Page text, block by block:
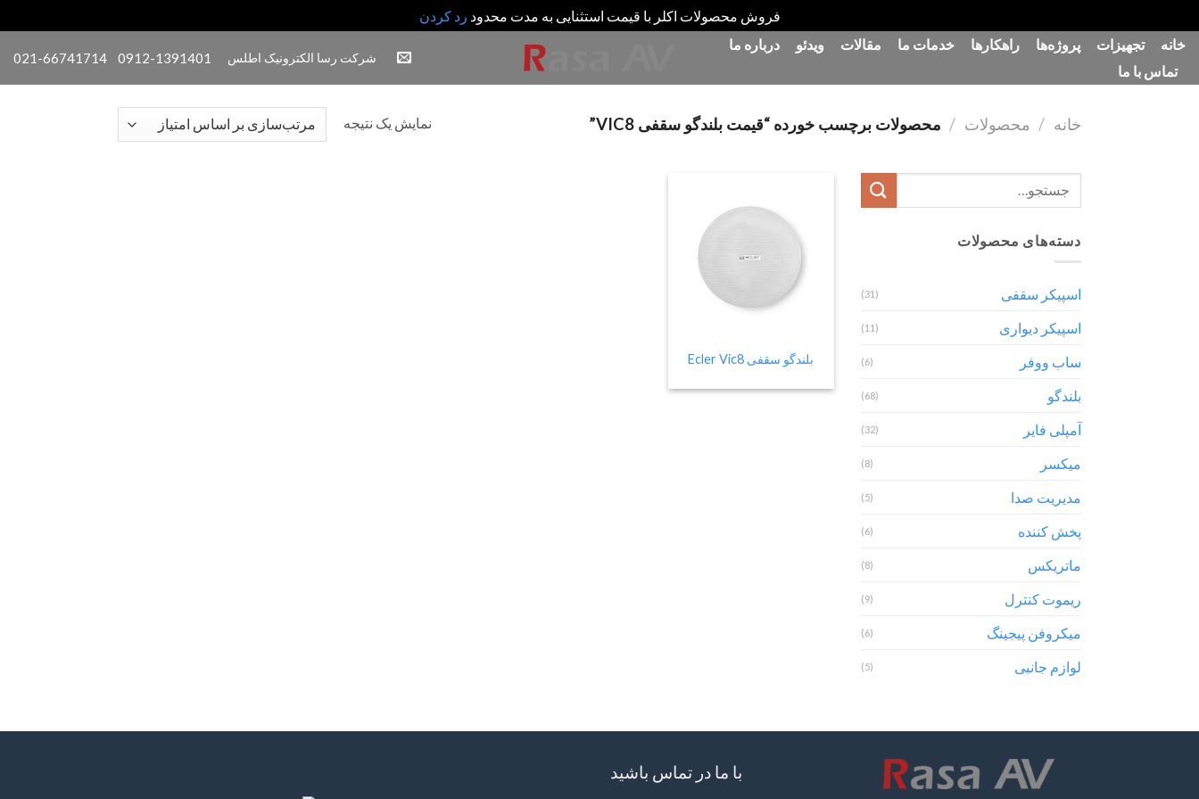
فروش محصولات اکلر با قیمت استثنایی به مدت محدود رد کردن
پرش
محتوا
خانه تجهیزات پروژه‌ها راهکارها خدمات ما مقالات ویدئو
درباره ما
تماس با ما
شرکت رسا الکترونیک اطلس 0912-1391401
021-66741714
خانه / محصولات / محصولات برچسب خورده “قیمت بلندگو سقفی VIC8” نمایش یک نتیجه
دسته‌های محصولات
اسپیکر سقفی (31)
اسپیکر دیواری (11)
ساب ووفر (6)
بلندگو (68)
آمپلی فایر (32)
میکسر (8)
مدیریت صدا (5)
پخش کننده (6)
ماتریکس (8)
ریموت کنترل (9)
میکروفن پیجینگ (6)
لوازم جانبی (5)
wishlist
بلندگو سقفی Ecler Vic8
با ما در تماس باشید